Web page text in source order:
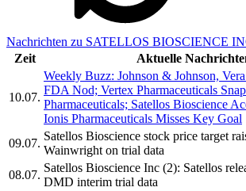
Nachrichten zu SATELLOS BIOSCIENCE
Zeit
Aktuelle
10.07.
Weekly Buzz: Johnson & Johnson,
FDA Nod; Vertex Pharmaceuticals
Pharmaceuticals; Satellos Bioscience
Ionis Pharmaceuticals Misses Key Goal
09.07.
Satellos Bioscience stock price target
Wainwright on trial data
08.07.
Satellos Bioscience Inc (2): Satellos
DMD interim trial data